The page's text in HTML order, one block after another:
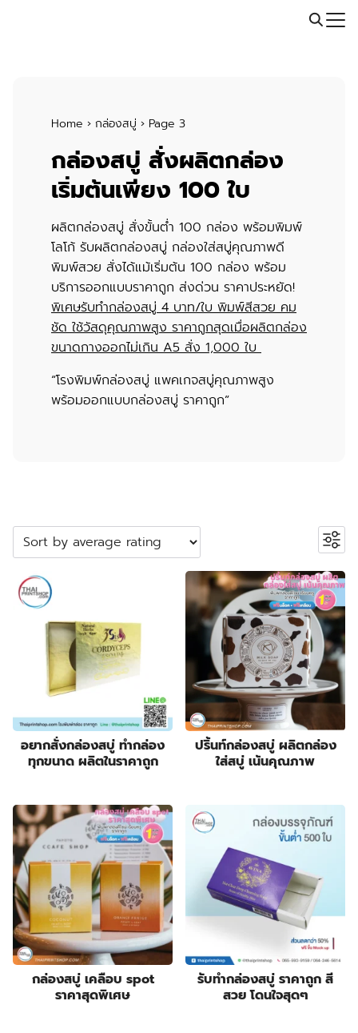
Call: 064-246-5614 | Line: @thaiprintshop
Home › กล่องสบู่ › Page 3
กล่องสบู่ สั่งผลิตกล่อง
เริ่มต้นเพียง 100 ใบ
ผลิตกล่องสบู่ สั่งขั้นต่ำ 100 กล่อง พร้อมพิมพ์
โลโก้ รับผลิตกล่องสบู่ กล่องใส่สบู่คุณภาพดี
พิมพ์สวย สั่งได้แม้เริ่มต้น 100 กล่อง พร้อม
บริการออกแบบราคาถูก ส่งด่วน ราคาประหยัด!
พิเศษรับทำกล่องสบู่ 4 บาท/ใบ พิมพ์สีสวย คม
ชัด ใช้วัสดุคุณภาพสูง ราคาถูกสุดเมื่อผลิตกล่อง
ขนาดกางออกไม่เกิน A5 สั่ง 1,000 ใบ
“โรงพิมพ์กล่องสบู่ แพคเกจสบู่คุณภาพสูง
พร้อมออกแบบกล่องสบู่ ราคาถูก”
ค้นหาสินค้า
Search
หมวดหมู่สินค้า
ปลอกสวมแก้ว 22
products
กระเป๋าผ้า ถุงผ้า 55
products
กล่องกระดาษคราฟท์ 23
products
กล่องขนม 2323
products
กล่องครีม
products
กล่องครีมกันแดด 33
products
กล่องจั่วปัง พรีเมี่ยม 1919
products
กล่องดิสเพลย์ 99
product
กล่องบรรจุภัณฑ์ 178178
products
กล่องฟอยล์ 66
products
กล่องลิปสติก 1010
products
กล่องสบู่ 8484
products
กล่องสบู่กระดาษคราฟท์ 33
products
กล่องสินค้า OTOP 88
products
กล่องอาหารเสริม 1919
products
กล่องอื่นๆ 2828
products
กล่องเซ็ต 88
products
กล่องเซรั่ม 99
products
กล่องแบบฝาเปิดหน้า
อยากสั่งกล่องสบู่ ทำกล่อง
ทุกขนาด ผลิตในราคาถูก
ปริ้นท์กล่องสบู่ ผลิตกล่อง
ใส่สบู่ เน้นคุณภาพ
กล่องสบู่ เคลือบ spot
ราคาสุดพิเศษ
รับทำกล่องสบู่ ราคาถูก สี
สวย โดนใจสุดๆ